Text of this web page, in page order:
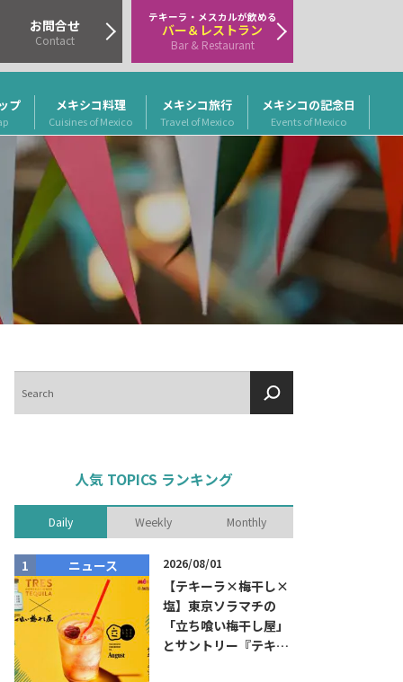
プ メキシコ料理
Cuisines of Mexico
メキシコ旅行
Travel of Mexico
メキシコの記念日
Events of Mexico
お問合せ
Contact
テキーラ・メスカルが飲める
バー＆レストラン
Bar & Restaurant
索
人気 TOPICS ランキング
Daily Weekly Monthly
ニュース 2026/08/01
【テキーラ×梅干し×
塩】東京ソラマチの
「立ち喰い梅干し屋」
とサントリー『テキー